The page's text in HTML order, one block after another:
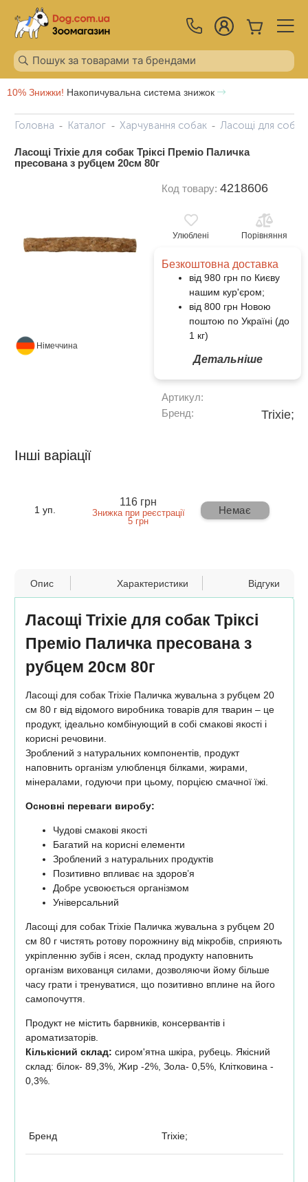
10% Знижки! Накопичувальна система знижок
Головна Каталог Харчування собак Ласощі для собак
Ласощі Trixie для собак Тріксі Преміо Паличка
пресована з рубцем 20см 80г
Німеччина
Код товару: 4218606
Улюблені Порівняння
Безкоштовна доставка
від 980 грн по Києву
нашим кур'єром;
від 800 грн Новою
поштою по Україні (до
1 кг)
Детальніше
Артикул:
Бренд:
Trixie;
Інші варіації
1 уп.
116 грн
Знижка при реєстрації
5 грн
Немає
Опис Характеристики Відгуки
Ласощі Trixie для собак Тріксі
Преміо Паличка пресована з
рубцем 20см 80г
Ласощі для собак Trixie Паличка жувальна з рубцем 20
см 80 г від відомого виробника товарів для тварин – це
продукт, ідеально комбінующий в собі смакові якості і
корисні речовини.
Зроблений з натуральних компонентів, продукт
наповнить організм улюбленця білками, жирами,
мінералами, годуючи при цьому, порцією смачної їжі.
Основні переваги виробу:
Чудові смакові якості
Багатий на корисні елементи
Зроблений з натуральних продуктів
Позитивно впливає на здоров’я
Добре усвоюється організмом
Універсальний
Ласощі для собак Trixie Паличка жувальна з рубцем 20
см 80 г чистять ротову порожнину від мікробів, сприяють
укріпленню зубів і ясен, склад продукту наповнить
організм вихованця силами, дозволяючи йому більше
часу грати і тренуватися, що позитивно вплине на його
самопочуття.
Продукт не містить барвників, консервантів і
ароматизаторів.
Кількісний склад: сиром'ятна шкіра, рубець. Якісний
склад: білок- 89,3%, Жир -2%, Зола- 0,5%, Клітковина -
0,3%.
Бренд Trixie;